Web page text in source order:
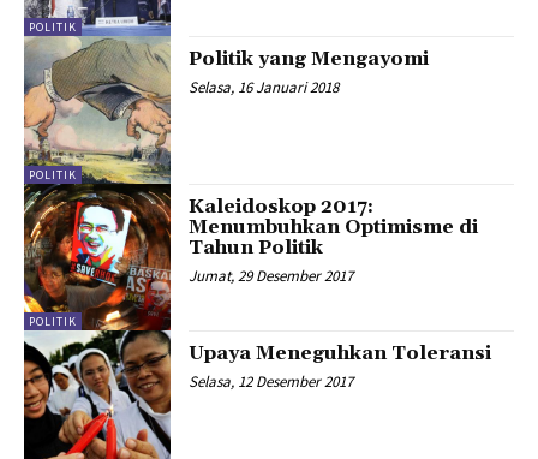
POLITIK
POLITIK
Politik yang Mengayomi
Selasa, 16 Januari 2018
POLITIK
Kaleidoskop 2017:
Menumbuhkan Optimisme di
Tahun Politik
Jumat, 29 Desember 2017
Upaya Meneguhkan Toleransi
Selasa, 12 Desember 2017